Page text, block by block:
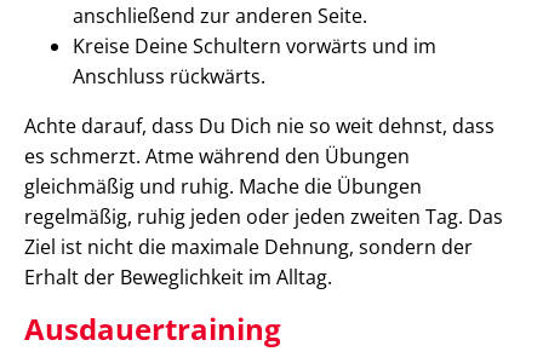
anschließend zur anderen Seite.
Kreise Deine Schultern vorwärts und im
Anschluss rückwärts.
Achte darauf, dass Du Dich nie so weit dehnst, dass
es schmerzt. Atme während den Übungen
gleichmäßig und ruhig. Mache die Übungen
regelmäßig, ruhig jeden oder jeden zweiten Tag. Das
Ziel ist nicht die maximale Dehnung, sondern der
Erhalt der Beweglichkeit im Alltag.
Ausdauertraining